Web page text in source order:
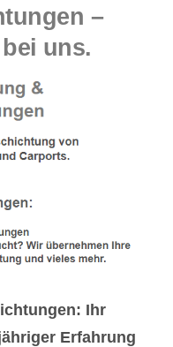
–
uns.
Ihr
Erfahrung